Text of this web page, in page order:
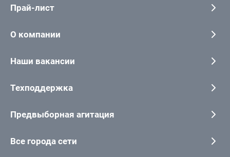
Прай-лист
О компании
Наши вакансии
Техподдержка
Предвыборная агитация
Все города сети